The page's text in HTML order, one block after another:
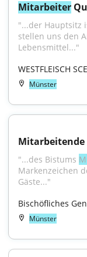
Mitarbeiter
"...der Hauptsitz
stellen uns den
Lebensmittel..."
WESTFLEISCH
Münster
"...des Bistums
Markenzeichen
Gäste..."
Bischöfliches
Münster